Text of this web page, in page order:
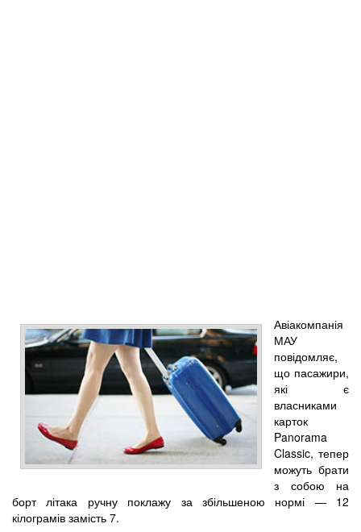
Авіакомпанія
МАУ
повідомляє,
що пасажири,
які є
власниками
карток
Panorama
Classic, тепер
можуть брати
з собою на
борт літака ручну поклажу за збільшеною нормі — 12
кілограмів замість 7.